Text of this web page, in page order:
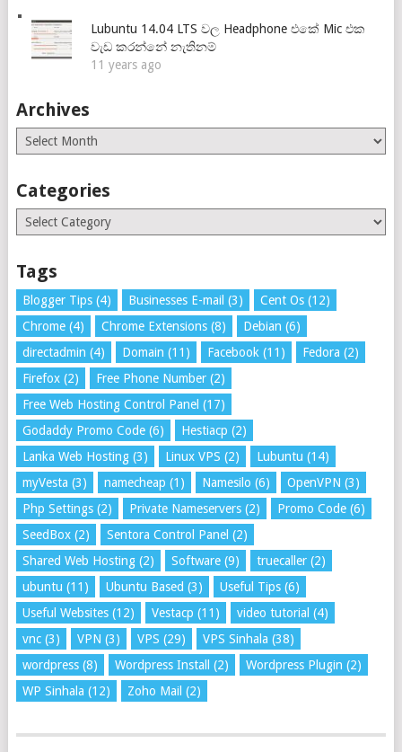
Lubuntu 14.04 LTS වල Headphone එකේ Mic එක
වැඩ කරන්නේ නැතිනම්
11 years ago
Archives
Archives
Categories
Categories
Tags
Blogger Tips(4) Businesses E-mail (3) Cent Os(12)
Chrome(4) Chrome Extensions(8) Debian (6)
directadmin (4) Domain (11) Facebook (11) Fedora (2)
Firefox(2) Free Phone Number(2)
Free Web Hosting Control Panel (17)
Godaddy Promo Code(6) Hestiacp (2)
Lanka Web Hosting(3) Linux VPS (2) Lubuntu (14)
myVesta (3) namecheap (1) Namesilo (6) OpenVPN (3)
Php Settings(2) Private Nameservers(2) Promo Code(6)
SeedBox(2) Sentora Control Panel (2)
Shared Web Hosting(2) Software(9) truecaller(2)
ubuntu (11) Ubuntu Based (3) Useful Tips(6)
Useful Websites(12) Vestacp (11) video tutorial (4)
vnc(3) VPN (3) VPS (29) VPS Sinhala (38)
wordpress(8) Wordpress Install (2) Wordpress Plugin (2)
WP Sinhala (12) Zoho Mail (2)